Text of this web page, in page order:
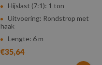
Hijslast (7:1): 1 ton
Uitvoering: Rondstrop met
haak
Lengte: 6 m
€35,64